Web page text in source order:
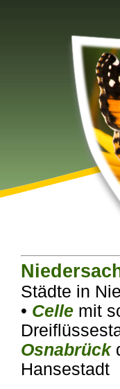
Städte in
• Celle mit
Osnabrück
Hansestadt